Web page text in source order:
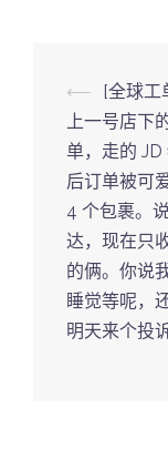
Post
⟵
[全球工
上一号店下
单，走的 JD
后订单被可
4 个包裹。
达，现在只
的俩。你说
睡觉等呢，
明天来个投